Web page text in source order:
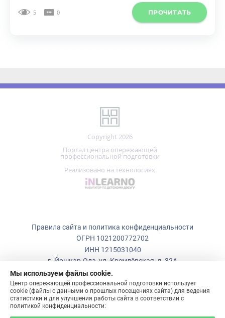
Copyright 2026
Портал центра опережающей
профессиональной подготовки
Реализовано на технологиях
г. Йошкар-Ола, ул. Кремлёвская, д. 32А
+7 (836)223-50-73
Мы используем файлы cookie.
Центр опережающей профессиональной подготовки использует
cookie (файлы с данными о прошлых посещениях сайта) для ведения
политикой конфиденциальности:
ПОНЯТНО!